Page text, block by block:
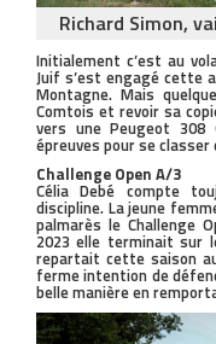
Richard Simon,
Initialement c’est au
Juif s’est engagé cette
Montagne. Mais
Comtois et revoir sa
vers une Peugeot 308
épreuves pour se classer
Challenge Open A/3
Célia Debé compte
discipline. La jeune
palmarès le Challenge
2023 elle terminait sur
repartait cette saison
ferme intention de
belle manière en